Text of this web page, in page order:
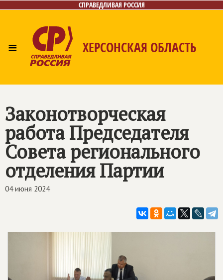
СПРАВЕДЛИВАЯ РОССИЯ
≡ ХЕРСОНСКАЯ ОБЛАСТЬ
Законотворческая
работа Председателя
Совета регионального
отделения Партии
04 июня 2024